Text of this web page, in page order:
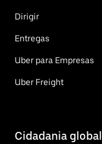
Dirigir
Entregas
Uber para Empresas
Uber Freight
Cidadania global